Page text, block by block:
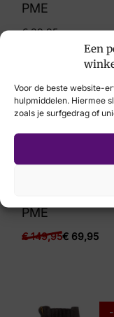
Een
Voor de beste website-
hulpmiddelen. Hiermee
zoals je surfgedrag of
PME
€39,95
PME
€149,95€ 69,95